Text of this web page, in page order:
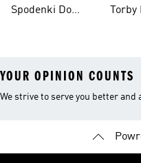
Spodenki Do
YOUR OPINION COUNTS
We strive to serve you better and